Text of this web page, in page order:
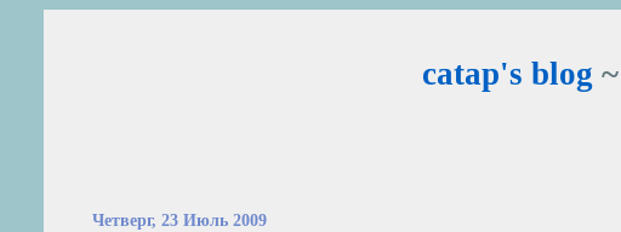
catap's blog
Четверг, 23 Июль 2009